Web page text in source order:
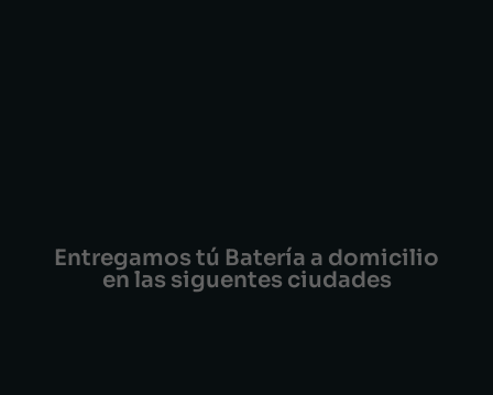
Entregamos tú Batería a domicilio
en las siguentes ciudades